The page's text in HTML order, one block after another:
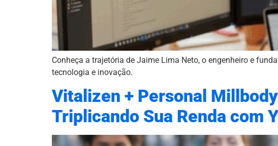
Conheça a trajetória de Jaime Lima Neto, o engenheiro e
tecnologia e inovação.
Vitalizen + Personal
Triplicando Sua Renda com